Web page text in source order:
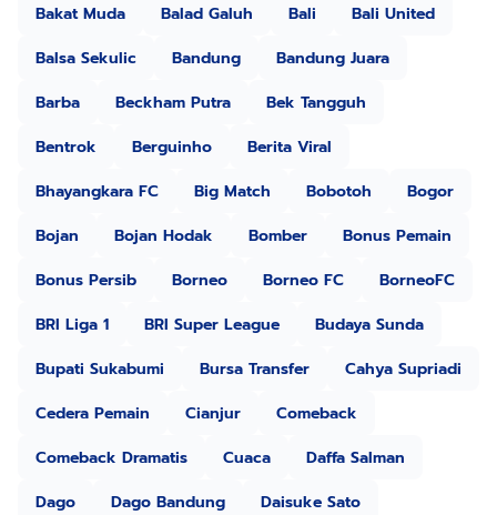
Bakat Muda
Balad Galuh Bali
Bali United
Balsa Sekulic
Bandung
Bandung Juara
Barba
Beckham Putra
Bek Tangguh
Bentrok
Berguinho
Berita Viral
Bhayangkara FC
Big Match Bobotoh
Bogor
Bojan
Bojan Hodak Bomber
Bonus Pemain
Bonus Persib
Borneo Borneo FC
BorneoFC
BRI Liga 1
BRI Super League
Budaya Sunda
Bupati Sukabumi
Bursa Transfer
Cahya Supriadi
Cedera Pemain
Cianjur
Comeback
Comeback Dramatis
Cuaca
Daffa Salman
Dago
Dago Bandung
Daisuke Sato